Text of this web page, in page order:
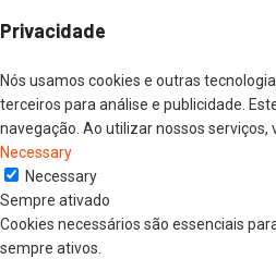
Privacidade
Nós usamos cookies e outras
terceiros para análise e publicidade.
navegação. Ao utilizar nossos
Necessary
Necessary
Sempre ativado
Cookies necessários são essenciais
sempre ativos.